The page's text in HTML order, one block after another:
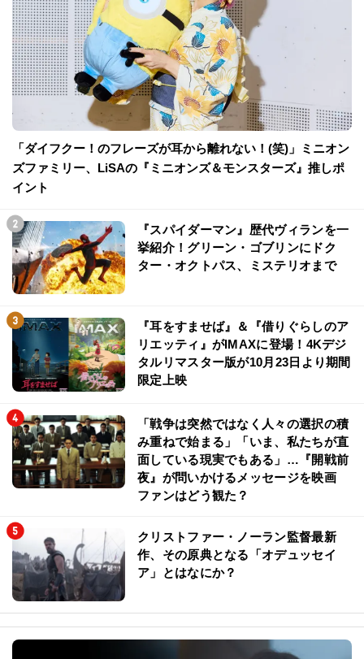
「ダイフクー！のフレーズが耳から離れない！(笑)」ミニオン
ズファミリー、LiSAの『ミニオンズ＆モンスターズ』推しポ
イント
『スパイダーマン』歴代ヴィランを一
挙紹介！グリーン・ゴブリンにドク
ター・オクトパス、ミステリオまで
『耳をすませば』＆『借りぐらしのア
リエッティ』がIMAXに登場！4Kデジ
タルリマスター版が10月23日より期間
限定上映
「戦争は突然ではなく人々の選択の積
み重ねで始まる」「いま、私たちが直
面している現実でもある」…『開戦前
夜』が問いかけるメッセージを映画
ファンはどう観た？
クリストファー・ノーラン監督最新
作、その原典となる「オデュッセイ
ア」とはなにか？